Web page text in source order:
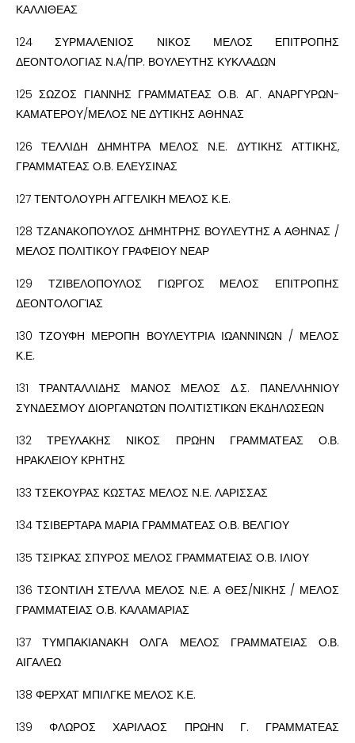
ΚΑΛΛΙΘΕΑΣ
124 ΣΥΡΜΑΛΕΝΙΟΣ ΝΙΚΟΣ ΜΕΛΟΣ ΕΠΙΤΡΟΠΗΣ
ΔΕΟΝΤΟΛΟΓΙΑΣ Ν.Α/ΠΡ. ΒΟΥΛΕΥΤΗΣ ΚΥΚΛΑΔΩΝ
125 ΣΩΖΟΣ ΓΙΑΝΝΗΣ ΓΡΑΜΜΑΤΕΑΣ Ο.Β. ΑΓ. ΑΝΑΡΓΥΡΩΝ-
ΚΑΜΑΤΕΡΟΥ/ΜΕΛΟΣ ΝΕ ΔΥΤΙΚΗΣ ΑΘΗΝΑΣ
126 ΤΕΛΛΙΔΗ ΔΗΜΗΤΡΑ ΜΕΛΟΣ Ν.Ε. ΔΥΤΙΚΗΣ ΑΤΤΙΚΗΣ,
ΓΡΑΜΜΑΤΕΑΣ Ο.Β. ΕΛΕΥΣΙΝΑΣ
127 ΤΕΝΤΟΛΟΥΡΗ ΑΓΓΕΛΙΚΗ ΜΕΛΟΣ Κ.Ε.
128 ΤΖΑΝΑΚΟΠΟΥΛΟΣ ΔΗΜΗΤΡΗΣ ΒΟΥΛΕΥΤΗΣ Α ΑΘΗΝΑΣ /
ΜΕΛΟΣ ΠΟΛΙΤΙΚΟΥ ΓΡΑΦΕΙΟΥ ΝΕΑΡ
129 ΤΖΙΒΕΛΟΠΟΥΛΟΣ ΓΙΩΡΓΟΣ ΜΕΛΟΣ ΕΠΙΤΡΟΠΗΣ
ΔΕΟΝΤΟΛΟΓΊΑΣ
130 ΤΖΟΥΦΗ ΜΕΡΟΠΗ ΒΟΥΛΕΥΤΡΙΑ ΙΩΑΝΝΙΝΩΝ / ΜΕΛΟΣ
Κ.Ε.
131 ΤΡΑΝΤΑΛΛΙΔΗΣ ΜΑΝΟΣ ΜΕΛΟΣ Δ.Σ. ΠΑΝΕΛΛΗΝΙΟΥ
ΣΥΝΔΕΣΜΟΥ ΔΙΟΡΓΑΝΩΤΩΝ ΠΟΛΙΤΙΣΤΙΚΩΝ ΕΚΔΗΛΩΣΕΩΝ
132 ΤΡΕΥΛΑΚΗΣ ΝΙΚΟΣ ΠΡΩΗΝ ΓΡΑΜΜΑΤΕΑΣ Ο.Β.
ΗΡΑΚΛΕΙΟΥ ΚΡΗΤΗΣ
133 ΤΣΕΚΟΥΡΑΣ ΚΩΣΤΑΣ ΜΕΛΟΣ Ν.Ε. ΛΑΡΙΣΣΑΣ
134 ΤΣΙΒΕΡΤΑΡΑ ΜΑΡΙΑ ΓΡΑΜΜΑΤΕΑΣ Ο.Β. ΒΕΛΓΙΟΥ
135 ΤΣΙΡΚΑΣ ΣΠΥΡΟΣ ΜΕΛΟΣ ΓΡΑΜΜΑΤΕΙΑΣ Ο.Β. ΙΛΙΟΥ
136 ΤΣΟΝΤΙΛΗ ΣΤΕΛΛΑ ΜΕΛΟΣ Ν.Ε. Α ΘΕΣ/ΝΙΚΗΣ / ΜΕΛΟΣ
ΓΡΑΜΜΑΤΕΙΑΣ Ο.Β. ΚΑΛΑΜΑΡΙΑΣ
137 ΤΥΜΠΑΚΙΑΝΑΚΗ ΟΛΓΑ ΜΕΛΟΣ ΓΡΑΜΜΑΤΕΙΑΣ Ο.Β.
ΑΙΓΑΛΕΩ
138 ΦΕΡΧΑΤ ΜΠΙΛΓΚΕ ΜΕΛΟΣ Κ.Ε.
139 ΦΛΩΡΟΣ ΧΑΡΙΛΑΟΣ ΠΡΩΗΝ Γ. ΓΡΑΜΜΑΤΕΑΣ